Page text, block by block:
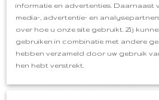
informatie en advertenties. Daarnaast
media-, advertentie- en
over hoe u onze site gebruikt. Zij
gebruiken in combinatie met andere
hebben verzameld door uw gebruik
hen hebt verstrekt.